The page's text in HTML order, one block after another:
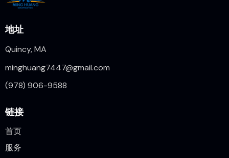
地址
Quincy, MA
minghuang7447@gmail.com
(978) 906-9588
链接
首页
服务